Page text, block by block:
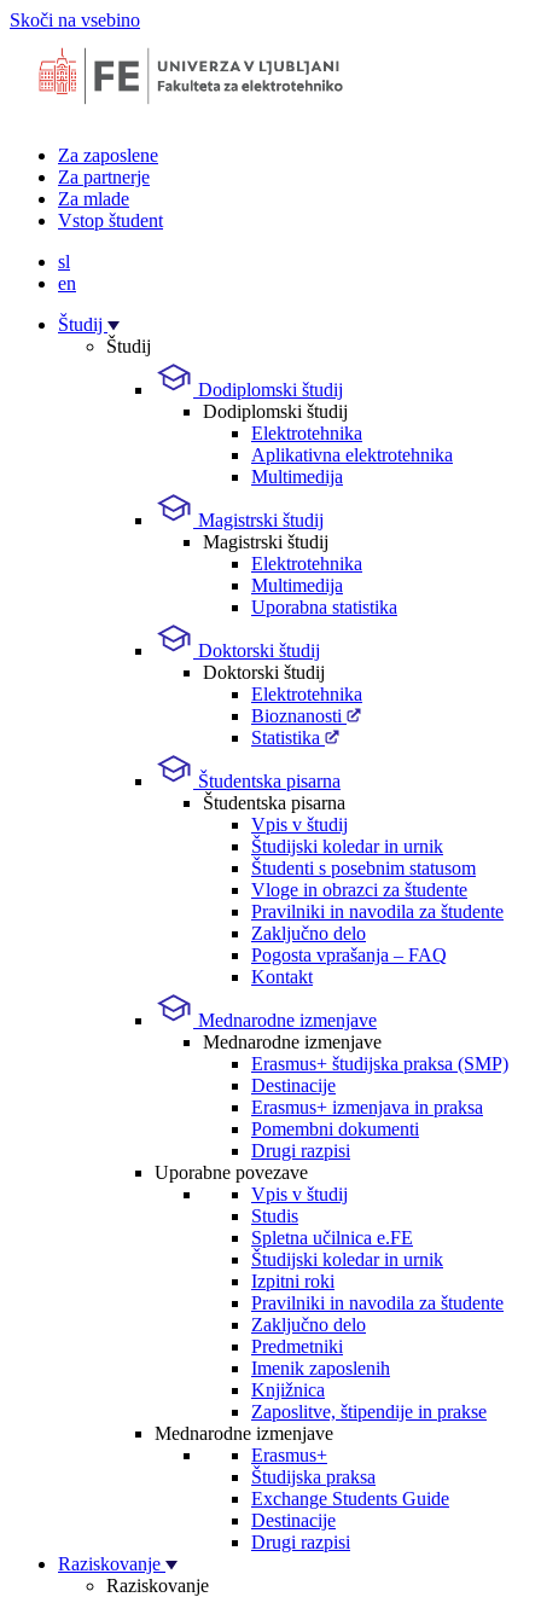
Skoči na vsebino
Za zaposlene
Za partnerje
Za mlade
Vstop študent
sl
en
Študij
Študij
Dodiplomski študij
Dodiplomski študij
Elektrotehnika
Aplikativna elektrotehnika
Multimedija
Magistrski študij
Magistrski študij
Elektrotehnika
Multimedija
Uporabna statistika
Doktorski študij
Doktorski študij
Elektrotehnika
Bioznanosti
Statistika
Študentska pisarna
Študentska pisarna
Vpis v študij
Študijski koledar in urnik
Študenti s posebnim statusom
Vloge in obrazci za študente
Pravilniki in navodila za študente
Zaključno delo
Pogosta vprašanja – FAQ
Kontakt
Mednarodne izmenjave
Mednarodne izmenjave
Erasmus+ študijska praksa (SMP)
Destinacije
Erasmus+ izmenjava in praksa
Pomembni dokumenti
Drugi razpisi
Uporabne povezave
Vpis v študij
Studis
Spletna učilnica e.FE
Študijski koledar in urnik
Izpitni roki
Pravilniki in navodila za študente
Zaključno delo
Predmetniki
Imenik zaposlenih
Knjižnica
Zaposlitve, štipendije in prakse
Mednarodne izmenjave
Erasmus+
Študijska praksa
Exchange Students Guide
Destinacije
Drugi razpisi
Raziskovanje
Raziskovanje